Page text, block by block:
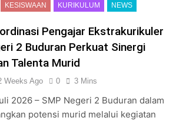
KESISWAAN KURIKULUM NEWS
Pengajar Ekstrakurikuler
2 Buduran Perkuat Sinergi
Talenta Murid
Weeks Ago 0 3 Mins
2026 – SMP Negeri 2 Buduran dalam
potensi murid melalui kegiatan